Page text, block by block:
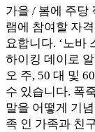
가을 / 봄에 주당
램에 참여할 자
요합니다. ‘노바
하이킹 데이로
오 주, 50 대 및
수 있습니다. 폭
말을 어떻게 기
족 인 가족과 친